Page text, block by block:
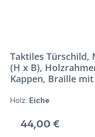
Taktiles Türschild,
(H x B),
Kappen, Braille
Holz: Eiche
Regulärer Preis:
44,00 €